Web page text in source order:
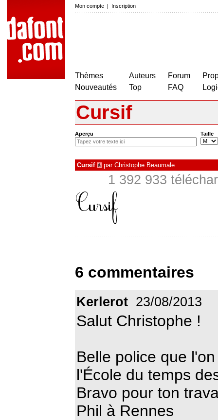
Mon compte | Inscription
Thèmes
Nouveautés
Auteurs
Top
Forum
FAQ
Cursif
Aperçu Taille
Cursif à par Christophe Beaumale
1 392 933
6 commentaires
Kerlerot 23/08/2013
Salut Christophe !
Belle police que
l'École du temps
Bravo pour ton
Phil à Rennes